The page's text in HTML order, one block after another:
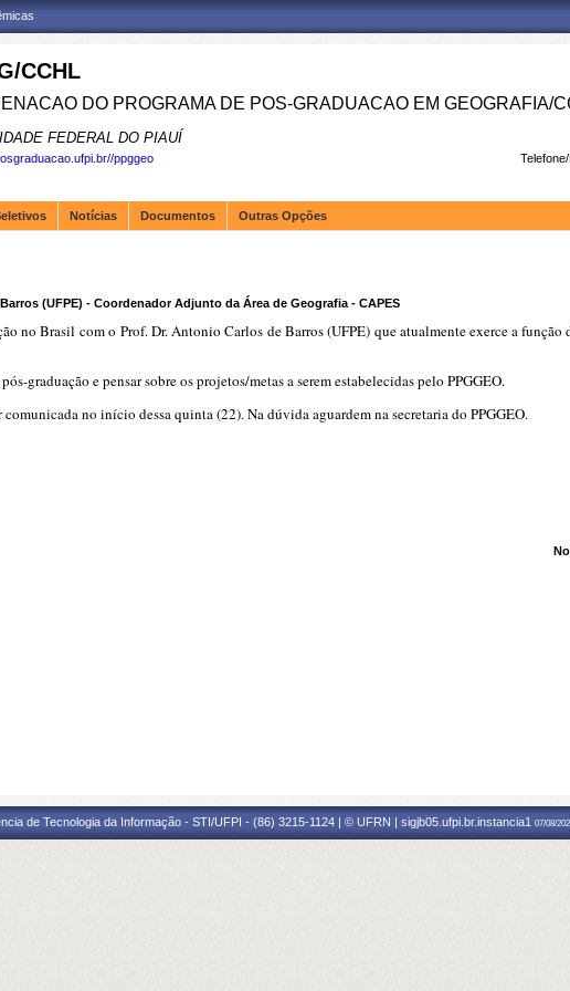
CCHL
DO PROGRAMA DE POS-GRADUACAO EM GEOGRAFIA/
FEDERAL DO PIAUÍ
ppggeo
Notícias Documentos Outras Opções
(UFPE) - Coordenador Adjunto da Área de Geografia - CAPES
no Brasil com o Prof. Dr. Antonio Carlos de Barros (UFPE) que atualmente exerce a
graduação e pensar sobre os projetos/metas a serem estabelecidas pelo PPGGEO.
comunicada no início dessa quinta (22). Na dúvida aguardem na secretaria do PPGGEO.
de Tecnologia da Informação - STI/UFPI - (86) 3215-1124 | © UFRN | sigjb05.ufpi.br.instancia1 07/08/